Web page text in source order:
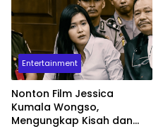
Entertainment
Nonton Film Jessica
Kumala Wongso,
Mengungkap Kisah dan